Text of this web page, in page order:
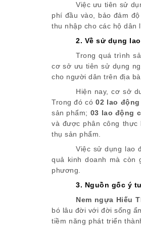
Việc ưu tiên sử
phí đầu vào, bảo đảm
thu nhập cho các hộ dân
2. Về sử dụng
Trong quá trình
cơ sở ưu tiên sử dụng
cho người dân trên địa
Hiện nay, cơ sở
Trong đó có02 lao
sản phẩm; 03 lao động
và được phân công thực
thụ sản phẩm.
Việc sử dụng lao
quả kinh doanh mà còn
phương.
3. Nguồn gốc ý
Nem ngựa Hiếu
bó lâu đời với đời sống
tiềm năng phát triển